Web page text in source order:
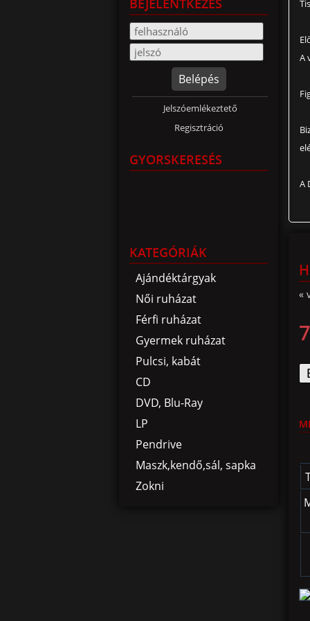
BEJELENTKEZÉS
Belépés
Jelszóemlékeztető
Regisztráció
GYORSKERESÉS
KATEGÓRIÁK
Ajándéktárgyak
Női ruházat
Férfi ruházat
Gyermek ruházat
Pulcsi, kabát
CD
DVD, Blu-Ray
LP
Pendrive
Maszk,kendő,sál, sapka
Zokni
A
A
«